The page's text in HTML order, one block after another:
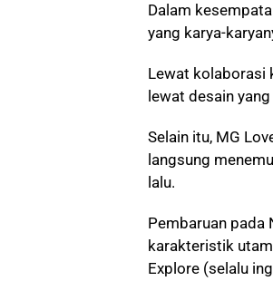
Dalam
yang karya-
Lewat kolaborasi
lewat desain
Selain itu, MG
langsung
lalu.
Pembaruan pada
karakteristik
Explore (selalu